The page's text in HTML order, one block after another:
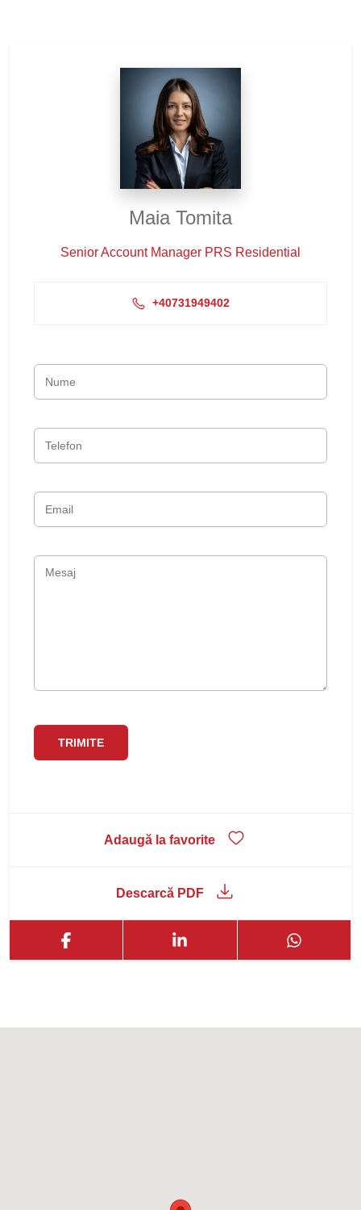
Maia Tomita
Senior Account Manager PRS Residential
+40731949402
Adaugă la favorite
Descarcă PDF